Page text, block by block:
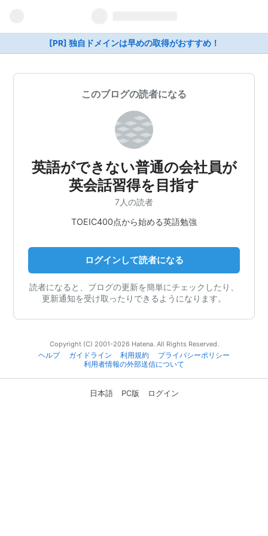
[PR] 独自ドメインは早めの取得がおすすめ！
このブログの読者になる
英語ができない普通の会社員が
英会話習得を目指す
7人の読者
TOEIC400点から始める英語勉強
ログインして読者になる
読者になると、ブログの更新を簡単にチェックしたり、
更新通知を受け取ったりできるようになります。
Copyright (C) 2001-2026 Hatena. All Rights Reserved.
ヘルプ
ガイドライン 利用規約
プライバシーポリシー
利用者情報の外部送信について
日本語 PC版 ログイン